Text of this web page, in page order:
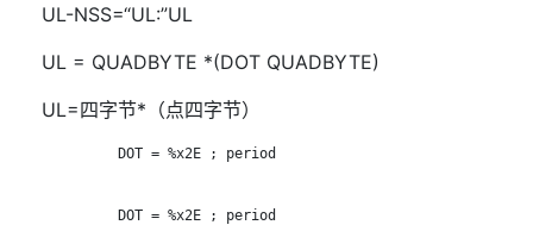
UL-NSS=“UL:”UL
UL = QUADBYTE *(DOT QUADBYTE)
UL=四字节*（点四字节）
            DOT = %x2E ; period
            DOT = %x2E ; period